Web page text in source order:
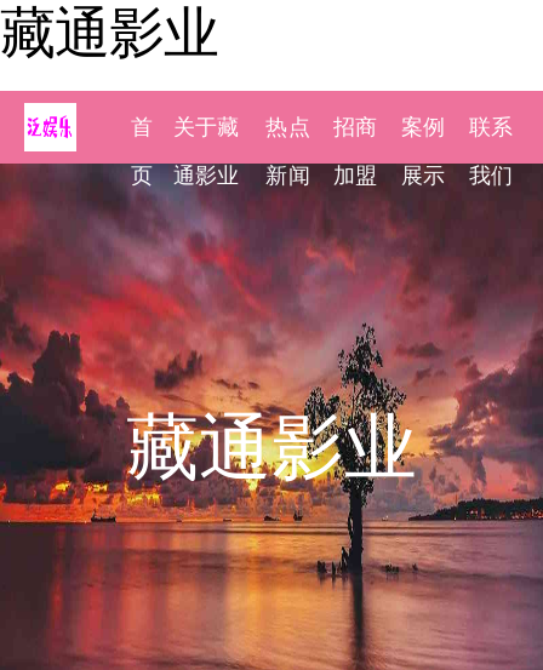
藏通影业
首
页
关于藏
通影业
热点
新闻
招商
加盟
案例
展示
联系
我们
藏通影业